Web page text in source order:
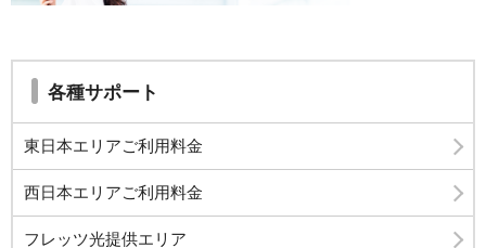
各種サポート
東日本エリアご利用料金
西日本エリアご利用料金
フレッツ光提供エリア